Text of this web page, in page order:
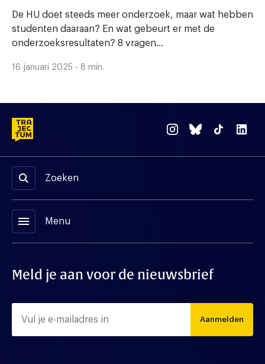
De HU doet steeds meer onderzoek, maar wat hebben
studenten daaraan? En wat gebeurt er met de
onderzoeksresultaten? 8 vragen...
16 januari 2025 - 8 min.
Zoeken
menu Menu
Meld je aan voor de nieuwsbrief
Aanmelden